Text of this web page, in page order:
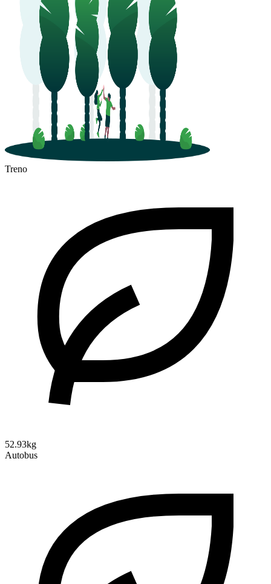
Treno
52.93kg
Autobus